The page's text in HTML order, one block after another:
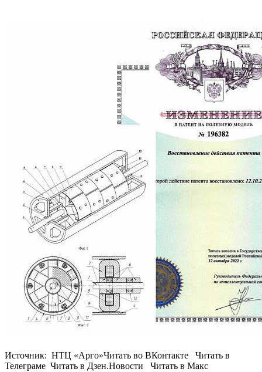
Источник: НТЦ «Арго»Читать во ВКонтакте Читать в
Телеграме Читать в Дзен.Новости Читать в Макс